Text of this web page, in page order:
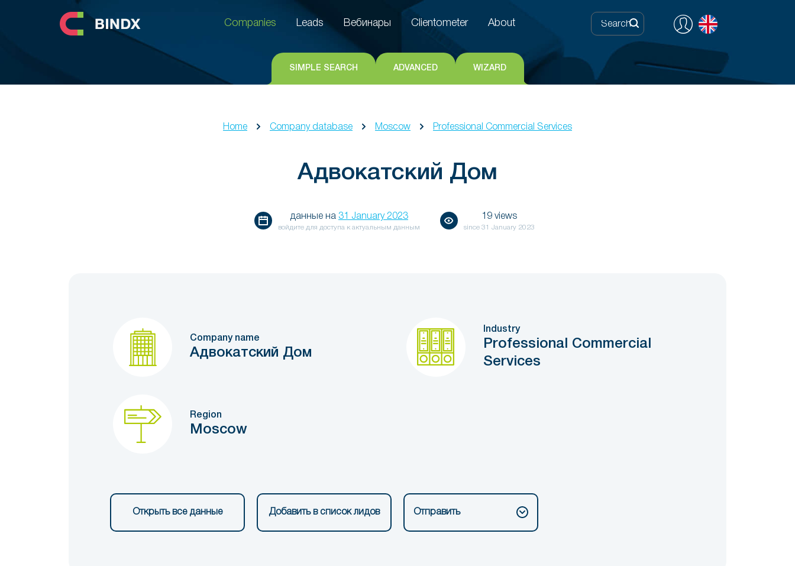
Clientometer
Companies
Leads Вебинары Clientometer About
SIMPLE SEARCH ADVANCED WIZARD
Home Company database Moscow Professional Commercial Services
Адвокатский Дом
данные на 31 January 2023
войдите для доступа к актуальным данным
19 views
since 31 January 2023
Company name
Адвокатский Дом
Industry
Professional Commercial
Services
Region
Moscow
Открыть все данные Добавить в список лидов Отправить